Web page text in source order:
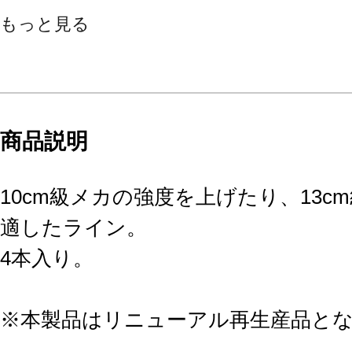
もっと見る
商品説明
10cm級メカの強度を上げたり、
適したライン。
4本入り。
※本製品はリニューアル再生産品と